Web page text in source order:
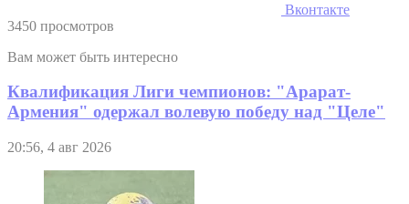
Вконтакте
3450 просмотров
Вам может быть интересно
Квалификация Лиги чемпионов: "Арарат-
Армения" одержал волевую победу над "Целе"
20:56, 4 авг 2026